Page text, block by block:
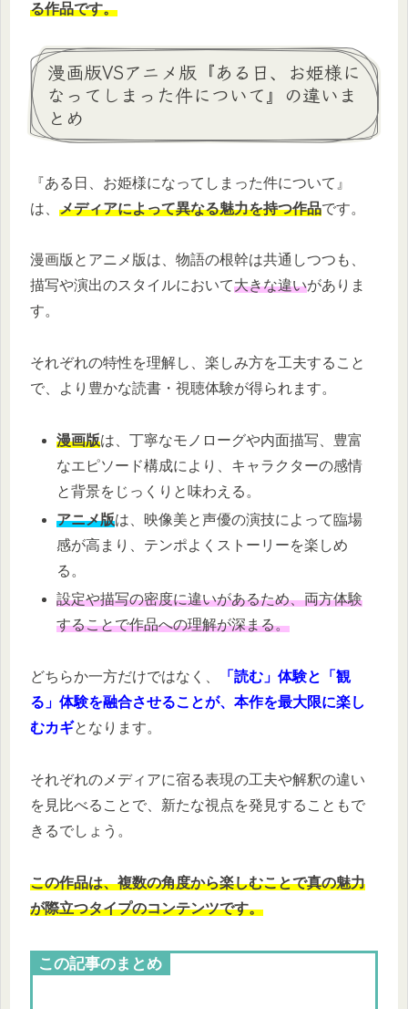
る作品です。
漫画版VSアニメ版『ある日、お姫様に
なってしまった件について』の違いま
とめ
『ある日、お姫様になってしまった件について』
は、 メディアによって異なる魅力を持つ作品です。
漫画版とアニメ版は、物語の根幹は共通しつつも、
描写や演出のスタイルにおいて大きな違いがありま
す。
それぞれの特性を理解し、楽しみ方を工夫すること
で、より豊かな読書・視聴体験が得られます。
漫画版は、丁寧なモノローグや内面描写、豊富
なエピソード構成により、キャラクターの感情
と背景をじっくりと味わえる。
アニメ版は、映像美と声優の演技によって臨場
感が高まり、テンポよくストーリーを楽しめ
る。
設定や描写の密度に違いがあるため、両方体験
することで作品への理解が深まる。
どちらか一方だけではなく、
「読む」体験と「観
る」体験を融合させることが、本作を最大限に楽し
むカギとなります。
それぞれのメディアに宿る表現の工夫や解釈の違い
を見比べることで、新たな視点を発見することもで
きるでしょう。
この作品は、複数の角度から楽しむことで真の魅力
が際立つタイプのコンテンツです。
この記事のまとめ